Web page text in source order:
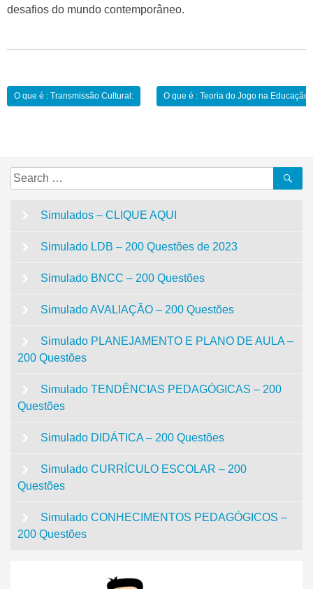
desafios do mundo contemporâneo.
Navegação
O que é : Transmissão Cultural: O que é : Teoria do Jogo na Educação:
Search
for:
Simulados – CLIQUE AQUI
Simulado LDB – 200 Questões de 2023
Simulado BNCC – 200 Questões
Simulado AVALIAÇÃO – 200 Questões
Simulado PLANEJAMENTO E PLANO DE AULA –
200 Questões
Simulado TENDÊNCIAS PEDAGÓGICAS – 200
Questões
Simulado DIDÁTICA – 200 Questões
Simulado CURRÍCULO ESCOLAR – 200
Questões
Simulado CONHECIMENTOS PEDAGÓGICOS –
200 Questões